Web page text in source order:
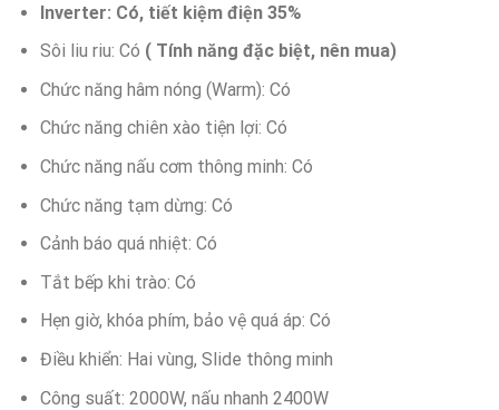
2,350,000 ₫.
Inverter: Có, tiết kiệm điện 35%
Sôi liu riu: Có ( Tính năng đặc biệt, nên mua)
Chức năng hâm nóng (Warm): Có
Chức năng chiên xào tiện lợi: Có
Chức năng nấu cơm thông minh: Có
Chức năng tạm dừng: Có
Cảnh báo quá nhiệt: Có
Tắt bếp khi trào: Có
Hẹn giờ, khóa phím, bảo vệ quá áp: Có
Điều khiển: Hai vùng, Slide thông minh
Công suất: 2000W, nấu nhanh 2400W